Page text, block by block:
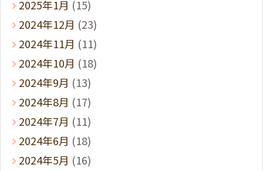
2025年1月 (15)
2024年12月 (23)
2024年11月 (11)
2024年10月 (18)
2024年9月 (13)
2024年8月 (17)
2024年7月 (11)
2024年6月 (18)
2024年5月 (16)